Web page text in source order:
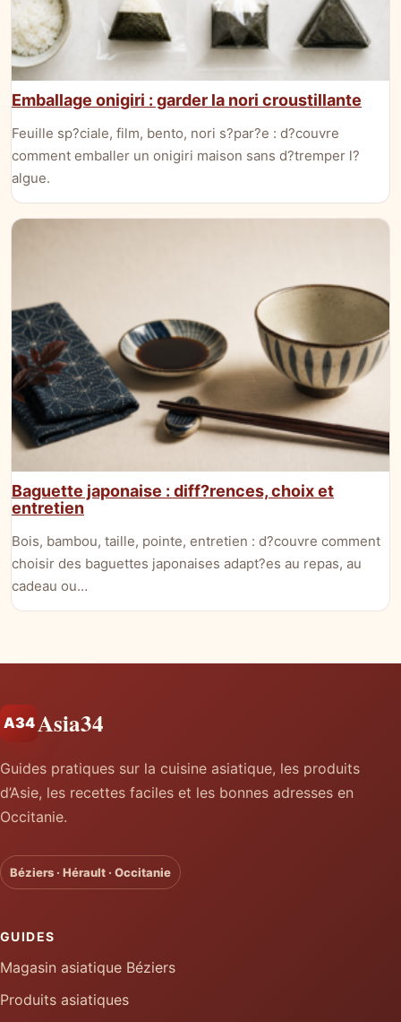
Emballage onigiri : garder la nori croustillante
Feuille sp?ciale, film, bento, nori s?par?e : d?couvre
comment emballer un onigiri maison sans d?tremper l?
algue.
Baguette japonaise : diff?rences, choix et
entretien
Bois, bambou, taille, pointe, entretien : d?couvre comment
choisir des baguettes japonaises adapt?es au repas, au
cadeau ou…
A34Asia34
Guides pratiques sur la cuisine asiatique, les produits
d’Asie, les recettes faciles et les bonnes adresses en
Occitanie.
Béziers · Hérault · Occitanie
GUIDES
Magasin asiatique Béziers
Produits asiatiques